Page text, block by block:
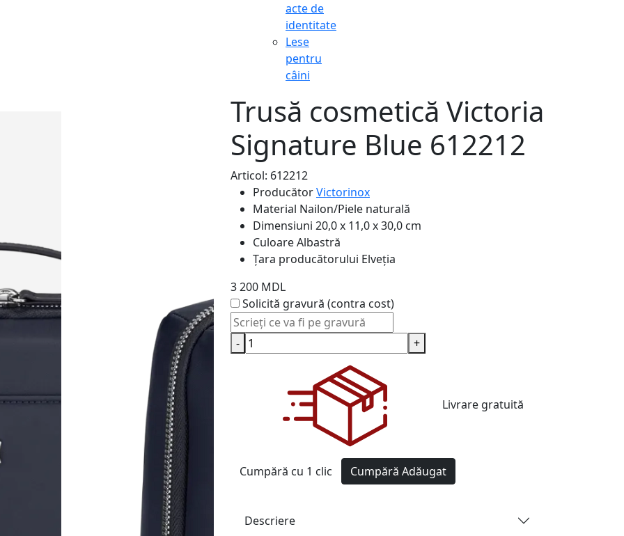
acte de
identitate
Lese
pentru
câini
Trusă cosmetică Victoria
Signature Blue 612212
Articol: 612212
ProducătorVictorinox
Material Nailon/Piele naturală
Dimensiuni 20,0 x 11,0 x 30,0 cm
CuloareAlbastră
Țara producătorului Elveția
3 200 MDL
Solicită gravură (contra cost)
- +
Livrare gratuită
Cumpără cu 1 clic Cumpără Adăugat
Descriere